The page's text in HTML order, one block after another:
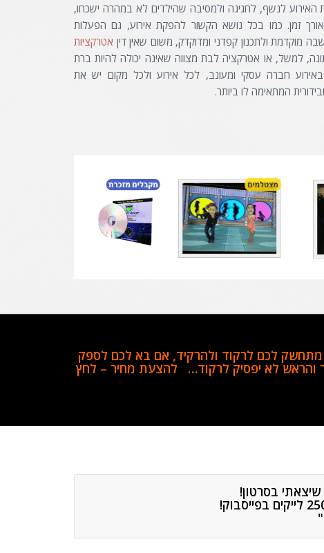
לנשף, לחגיגה ולמסיבה שהילדים לא במהרה ישכחו,
זמן. כמו בכל נושא הקשור להפקת אירוע, גם הפעלות
מוקדמת ולתכנון קפדני ומדוקדק, משום שאין דין אטרקציות
למשל, או אטרקציה לבת מצווה שאינה יכולה להיות ברת
חברה עסקי ומעונב, לכל אירוע ולכל מקום יש את
המתאימה לו ביותר.
מתחשק לכם לרקוד ולהרקיד, אם בא לכם לספק
והראש לא יפסיק לרקוד… להצעת מחיר – לחץ
בסרטון!
מדהימה בבת המצווה של הבת שלנו.
וכולם היו נרגשים מהחוויה.זה היה ממש